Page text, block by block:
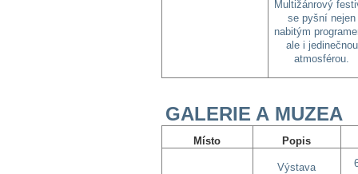
Multižánrový
se pyšní nejen
nabitým
ale i jedinečnou
atmosférou.
GALERIE A MUZEA
Místo Popis
Výstava